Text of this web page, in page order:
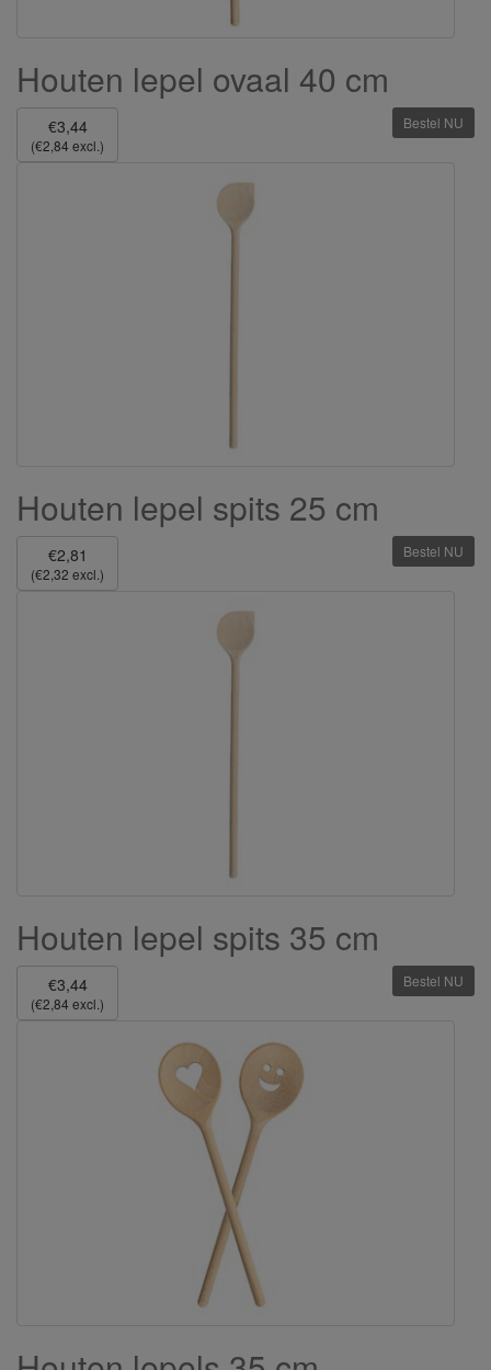
Houten lepel ovaal 40 cm
€3,44
(€2,84 excl.)
Bestel NU
Houten lepel spits 25 cm
€2,81
(€2,32 excl.)
Bestel NU
Houten lepel spits 35 cm
€3,44
(€2,84 excl.)
Bestel NU